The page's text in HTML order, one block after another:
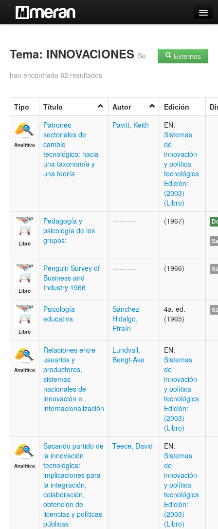
Búsqueda Avanzada
Contacto
Iniciar sesión
Externos
Tema: INNOVACIONES Se
han encontrado 82 resultados
Tipo Título Autor Edición
Analítica
Patrones
sectoriales de
cambio
tecnológico: hacia
una taxonomía y
una teoría
Pavitt, Keith
EN:
Sistemas
de
innovación
y política
tecnológica
Edición:
(2003)
(Libro)
Libro
Pedagogía y
psicología de los
grupos:
---------- (1967)
Libro
Penguin Survey of
Business and
Industry 1966
---------- (1966)
Libro
Psicología
educativa
Sánchez
Hidalgo,
Efraín
4a. ed.
(1965)
Analítica
Relaciones entre
usuarios y
productores,
sistemas
nacionales de
innovación e
internacionalización
Lundvall,
Bengt-Ake
EN:
Sistemas
de
innovación
y política
tecnológica
Edición:
(2003)
(Libro)
Analítica
Sacando partido de
la innovación
tecnológica:
implicaciones para
la integración,
colaboración,
obtención de
licencias y políticas
públicas
Teece, David
EN:
Sistemas
de
innovación
y política
tecnológica
Edición:
(2003)
(Libro)